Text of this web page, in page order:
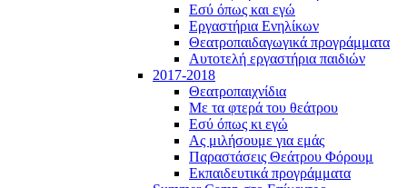
Εσύ όπως και εγώ
Εργαστήρια Ενηλίκων
Θεατροπαιδαγωγικά προγράμματα
Αυτοτελή εργαστήρια παιδιών
2017-2018
Θεατροπαιχνίδια
Με τα φτερά του θεάτρου
Εσύ όπως κι εγώ
Ας μιλήσουμε για εμάς
Παραστάσεις Θεάτρου Φόρουμ
Εκπαιδευτικά προγράμματα